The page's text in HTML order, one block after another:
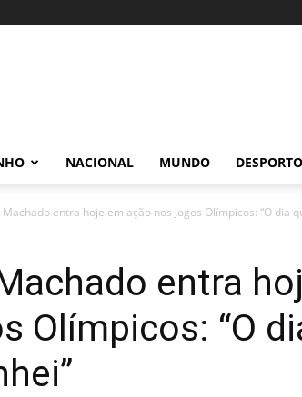
NACIONAL MUNDO DESPORTO
entra hoje em ação nos Jogos Olímpicos: “O dia
entra
Olímpicos: “O